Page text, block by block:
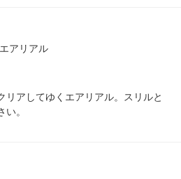
アリアル
リアしてゆくエアリアル。スリルと
。